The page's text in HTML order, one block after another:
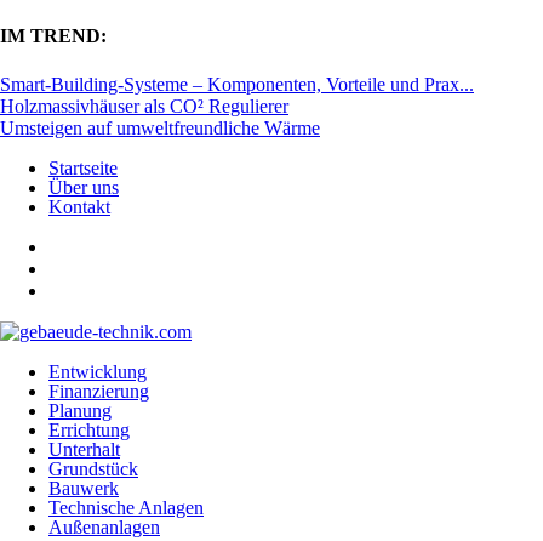
IM TREND:
Smart-Building-Systeme – Komponenten, Vorteile und Prax...
Holzmassivhäuser als CO² Regulierer
Umsteigen auf umweltfreundliche Wärme
Startseite
Über uns
Kontakt
Entwicklung
Finanzierung
Planung
Errichtung
Unterhalt
Grundstück
Bauwerk
Technische Anlagen
Außenanlagen